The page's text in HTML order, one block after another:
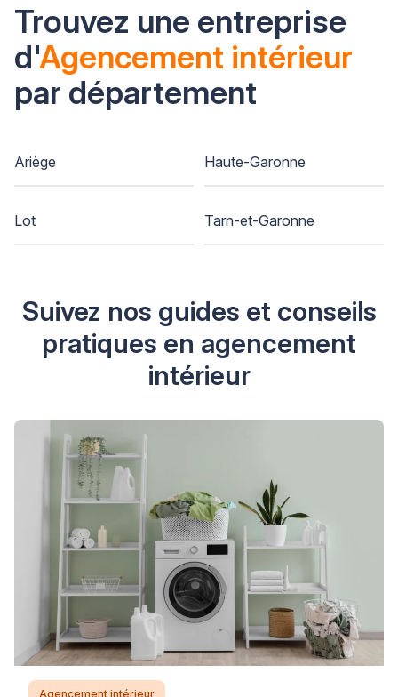
Trouvez une entreprise
d'Agencement intérieur
par département
Ariège Haute-Garonne
Lot Tarn-et-Garonne
Suivez nos guides et conseils
pratiques en agencement
intérieur
Agencement intérieur